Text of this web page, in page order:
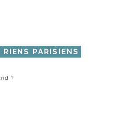
PARISIENS
?